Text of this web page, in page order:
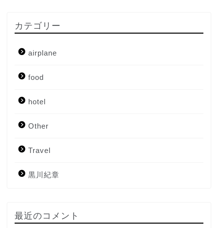
カテゴリー
airplane
food
hotel
Other
Travel
黒川紀章
最近のコメント